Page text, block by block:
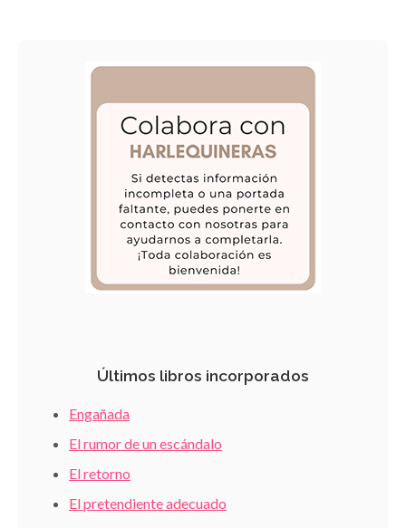
Últimos libros incorporados
Engañada
El rumor de un escándalo
El retorno
El pretendiente adecuado